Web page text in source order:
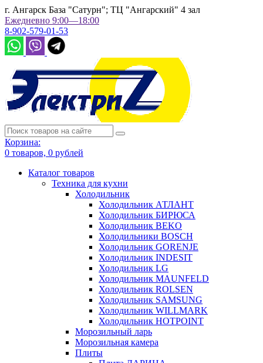
г. Ангарск База "Сатурн"; ТЦ "Ангарский" 4 зал
Ежедневно 9:00—18:00
8-902-579-01-53
Корзина:
0 товаров, 0 рублей
Каталог товаров
Техника для кухни
Холодильник
Холодильник АТЛАНТ
Холодильник БИРЮСА
Холодильник BEKO
Холодильники BOSCH
Холодильник GORENJE
Холодильник INDESIT
Холодильник LG
Холодильник MAUNFELD
Холодильник ROLSEN
Холодильник SAMSUNG
Холодильник WILLMARK
Холодильник HOTPOINT
Морозильный ларь
Морозильная камера
Плиты